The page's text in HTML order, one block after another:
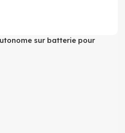
sur batterie pour